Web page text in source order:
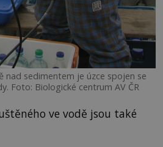
nad sedimentem je úzce spojen se
Foto: Biologické centrum AV ČR
ve vodě jsou také